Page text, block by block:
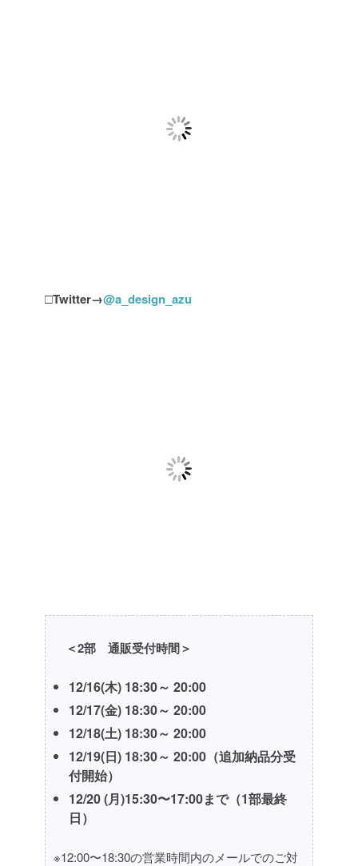
□Twitter→@a_design_azu
＜2部 通販受付時間＞
12/16(木) 18:30～ 20:00
12/17(金) 18:30～ 20:00
12/18(土) 18:30～ 20:00
12/19(日) 18:30～ 20:00 （追加納品分受
付開始）
12/20 (月)15:30〜17:00まで（1部最終
日）
※12:00〜18:30の営業時間内のメールでのご対